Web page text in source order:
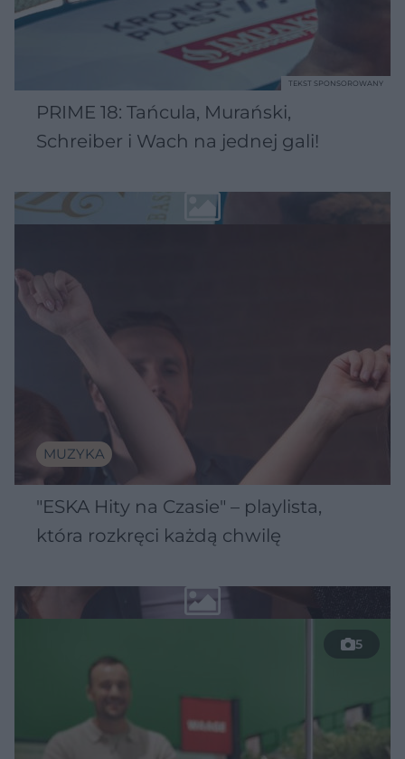
PRIME 18: Tańcula, Murański,
Schreiber i Wach na jednej gali!
TEKST SPONSOROWANY
MUZYKA
"ESKA Hity na Czasie" – playlista,
która rozkręci każdą chwilę
5